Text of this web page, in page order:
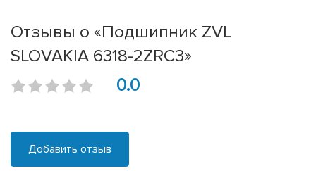
Отзывы о «Подшипник ZVL
SLOVAKIA 6318-2ZRC3»
0.0
Добавить отзыв